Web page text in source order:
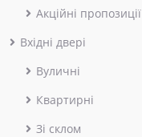
Акційні пропозиції
Вхідні двері
Вуличні
Квартирні
Зі склом